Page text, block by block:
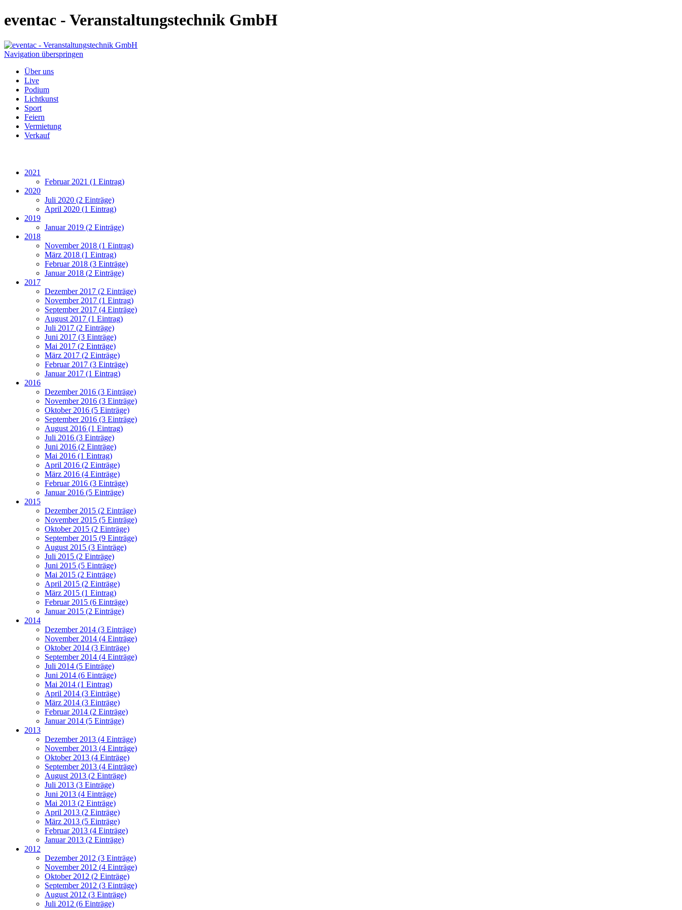
eventac - Veranstaltungstechnik GmbH
Navigation überspringen
Über uns
Live
Podium
Lichtkunst
Sport
Feiern
Vermietung
Verkauf
2021
Februar 2021 (1 Eintrag)
2020
Juli 2020 (2 Einträge)
April 2020 (1 Eintrag)
2019
Januar 2019 (2 Einträge)
2018
November 2018 (1 Eintrag)
März 2018 (1 Eintrag)
Februar 2018 (3 Einträge)
Januar 2018 (2 Einträge)
2017
Dezember 2017 (2 Einträge)
November 2017 (1 Eintrag)
September 2017 (4 Einträge)
August 2017 (1 Eintrag)
Juli 2017 (2 Einträge)
Juni 2017 (3 Einträge)
Mai 2017 (2 Einträge)
März 2017 (2 Einträge)
Februar 2017 (3 Einträge)
Januar 2017 (1 Eintrag)
2016
Dezember 2016 (3 Einträge)
November 2016 (3 Einträge)
Oktober 2016 (5 Einträge)
September 2016 (3 Einträge)
August 2016 (1 Eintrag)
Juli 2016 (3 Einträge)
Juni 2016 (2 Einträge)
Mai 2016 (1 Eintrag)
April 2016 (2 Einträge)
März 2016 (4 Einträge)
Februar 2016 (3 Einträge)
Januar 2016 (5 Einträge)
2015
Dezember 2015 (2 Einträge)
November 2015 (5 Einträge)
Oktober 2015 (2 Einträge)
September 2015 (9 Einträge)
August 2015 (3 Einträge)
Juli 2015 (2 Einträge)
Juni 2015 (5 Einträge)
Mai 2015 (2 Einträge)
April 2015 (2 Einträge)
März 2015 (1 Eintrag)
Februar 2015 (6 Einträge)
Januar 2015 (2 Einträge)
2014
Dezember 2014 (3 Einträge)
November 2014 (4 Einträge)
Oktober 2014 (3 Einträge)
September 2014 (4 Einträge)
Juli 2014 (5 Einträge)
Juni 2014 (6 Einträge)
Mai 2014 (1 Eintrag)
April 2014 (3 Einträge)
März 2014 (3 Einträge)
Februar 2014 (2 Einträge)
Januar 2014 (5 Einträge)
2013
Dezember 2013 (4 Einträge)
November 2013 (4 Einträge)
Oktober 2013 (4 Einträge)
September 2013 (4 Einträge)
August 2013 (2 Einträge)
Juli 2013 (3 Einträge)
Juni 2013 (4 Einträge)
Mai 2013 (2 Einträge)
April 2013 (2 Einträge)
März 2013 (5 Einträge)
Februar 2013 (4 Einträge)
Januar 2013 (2 Einträge)
2012
Dezember 2012 (3 Einträge)
November 2012 (4 Einträge)
Oktober 2012 (2 Einträge)
September 2012 (3 Einträge)
August 2012 (3 Einträge)
Juli 2012 (6 Einträge)